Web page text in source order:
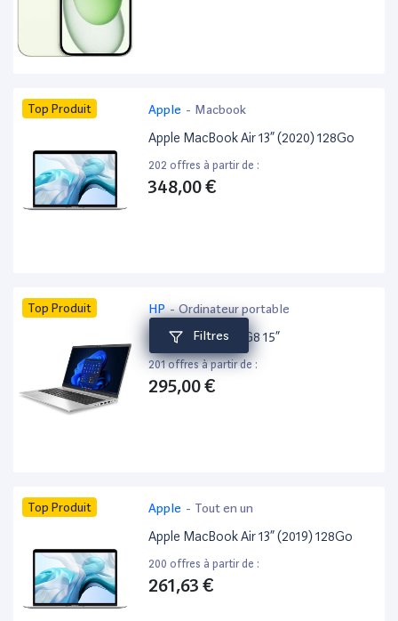
Filtres
Top Produit Apple - Macbook
Apple MacBook Air 13” (2020) 128Go
202 offres à partir de :
348,00 €
Top Produit HP- Ordinateur portable
HP ProBook 650 G8 15”
201 offres à partir de :
295,00 €
Top Produit Apple - Tout en un
Apple MacBook Air 13” (2019) 128Go
200 offres à partir de :
261,63 €